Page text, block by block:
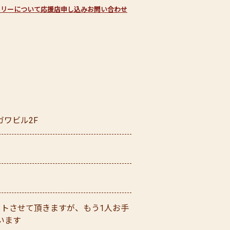
ーについて応援店申し込みお問い合わせ
ワビル2F
させて頂きますが、もう1人お手
ます